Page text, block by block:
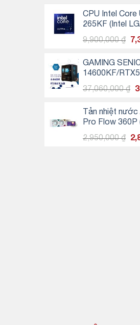
CPU Intel Core
265KF (Intel
Core - 20
3.3Ghz -
9,900,000₫
là:
GAMING
14600KF/
16GB/32GB
SSD NVMe)
37,060,000₫
Tản nhiệt
Pro Flow 360P
2,950,000₫